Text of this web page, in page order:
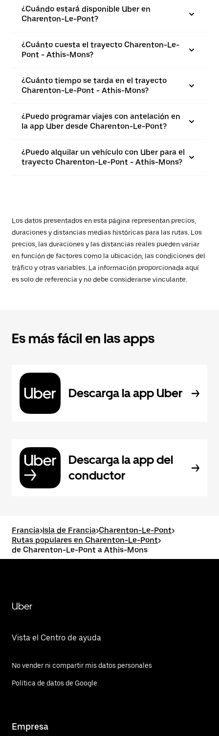
¿Cuándo estará disponible Uber en
Charenton-Le-Pont?
¿Cuánto cuesta el trayecto Charenton-Le-
Pont - Athis-Mons?
¿Cuánto tiempo se tarda en el trayecto
Charenton-Le-Pont - Athis-Mons?
¿Puedo programar viajes con antelación en
la app Uber desde Charenton-Le-Pont?
¿Puedo alquilar un vehículo con Uber para el
trayecto Charenton-Le-Pont - Athis-Mons?
Los datos presentados en esta página representan precios,
duraciones y distancias medias históricas para las rutas. Los
precios, las duraciones y las distancias reales pueden variar
en función de factores como la ubicación, las condiciones del
tráfico y otras variables. La información proporcionada aquí
es solo de referencia y no debe considerarse vinculante.
Es más fácil en las apps
Descarga la app Uber
Descarga la app del
conductor
Francia>Isla de Francia>Charenton-Le-Pont>
Rutas populares en Charenton-Le-Pont>
de Charenton-Le-Pont a Athis-Mons
Uber
Vista el Centro de ayuda
No vender ni compartir mis datos personales
Política de datos de Google
Empresa